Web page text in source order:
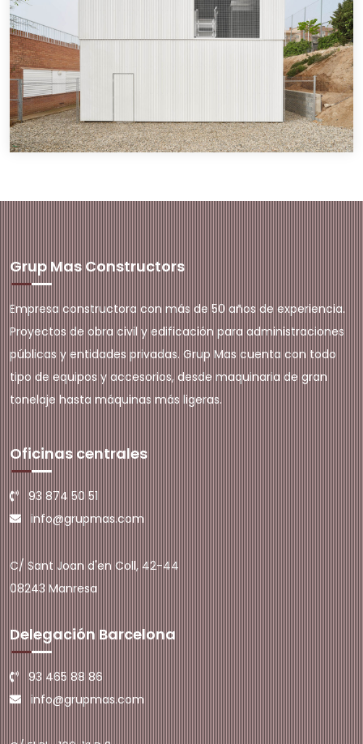
Grup Mas Constructors
Empresa constructora con más de 50 años de experiencia.
Proyectos de obra civil y edificación para administraciones
públicas y entidades privadas. Grup Mas cuenta con todo
tipo de equipos y accesorios, desde maquinaria de gran
tonelaje hasta máquinas más ligeras.
Oficinas centrales
93 874 50 51
info@grupmas.com
C/ Sant Joan d'en Coll, 42-44
08243 Manresa
Delegación Barcelona
93 465 88 86
info@grupmas.com